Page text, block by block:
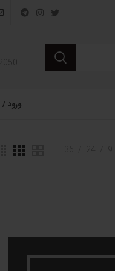
ورود